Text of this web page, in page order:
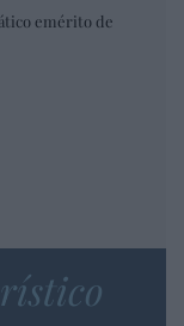
emérito de